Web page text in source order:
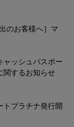
お客様へ］マ
ッシュパスポー
関するお知らせ
プラチナ発行開